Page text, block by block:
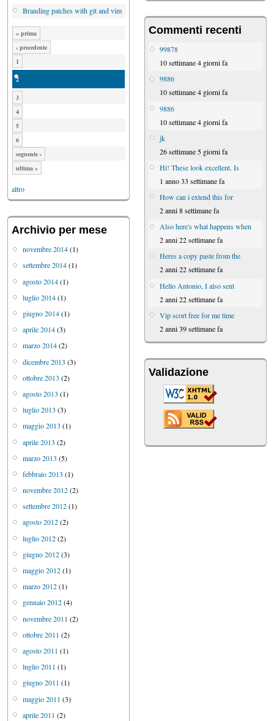
Branding patches with git and vim
« prima
‹ precedente
1
2
3
4
5
6
seguente ›
ultima »
altro
Archivio per mese
novembre 2014(1)
settembre 2014(1)
agosto 2014(1)
luglio 2014(1)
giugno 2014(1)
aprile 2014(3)
marzo 2014(2)
dicembre 2013 (3)
ottobre 2013 (2)
agosto 2013 (1)
luglio 2013 (3)
maggio 2013 (1)
aprile 2013 (2)
marzo 2013 (5)
febbraio 2013 (1)
novembre 2012(2)
settembre 2012(1)
agosto 2012(2)
luglio 2012(2)
giugno 2012(3)
maggio 2012(1)
marzo 2012(1)
gennaio 2012(4)
novembre 2011 (2)
ottobre 2011 (2)
agosto 2011 (1)
luglio 2011 (1)
giugno 2011 (1)
maggio 2011 (3)
aprile 2011 (2)
Commenti recenti
99878
10 settimane 4 giorni fa
9886
10 settimane 4 giorni fa
9886
10 settimane 4 giorni fa
jk
26 settimane 5 giorni fa
Hi! These look excellent. Is
1 anno 33 settimane fa
How can i extend this for
2 anni 8 settimane fa
Also here's what happens when
2 anni 22 settimane fa
Heres a copy paste from the
2 anni 22 settimane fa
Hello Antonio, I also sent
2 anni 22 settimane fa
Vip scort free for me time
2 anni 39 settimane fa
Validazione